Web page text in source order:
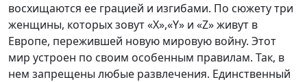
восхищаются ее грацией и изгибами. По сюжету три
женщины, которых зовут «X»,«Y» и «Z» живут в
Европе, пережившей новую мировую войну. Этот
мир устроен по своим особенным правилам. Так, в
нем запрещены любые развлечения. Единственный